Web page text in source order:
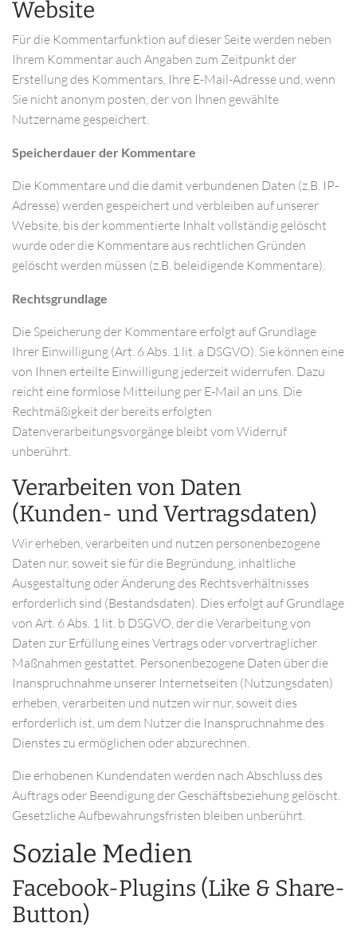
Website
Für die Kommentarfunktion auf dieser Seite werden neben
Ihrem Kommentar auch Angaben zum Zeitpunkt der
Erstellung des Kommentars, Ihre E-Mail-Adresse und, wenn
Sie nicht anonym posten, der von Ihnen gewählte
Nutzername gespeichert.
Speicherdauer der Kommentare
Die Kommentare und die damit verbundenen Daten (z.B. IP-
Adresse) werden gespeichert und verbleiben auf unserer
Website, bis der kommentierte Inhalt vollständig gelöscht
wurde oder die Kommentare aus rechtlichen Gründen
gelöscht werden müssen (z.B. beleidigende Kommentare).
Rechtsgrundlage
Die Speicherung der Kommentare erfolgt auf Grundlage
Ihrer Einwilligung (Art. 6 Abs. 1 lit. a DSGVO). Sie können eine
von Ihnen erteilte Einwilligung jederzeit widerrufen. Dazu
reicht eine formlose Mitteilung per E-Mail an uns. Die
Rechtmäßigkeit der bereits erfolgten
Datenverarbeitungsvorgänge bleibt vom Widerruf
unberührt.
Verarbeiten von Daten
(Kunden- und Vertragsdaten)
Wir erheben, verarbeiten und nutzen personenbezogene
Daten nur, soweit sie für die Begründung, inhaltliche
Ausgestaltung oder Änderung des Rechtsverhältnisses
erforderlich sind (Bestandsdaten). Dies erfolgt auf Grundlage
von Art. 6 Abs. 1 lit. b DSGVO, der die Verarbeitung von
Daten zur Erfüllung eines Vertrags oder vorvertraglicher
Maßnahmen gestattet. Personenbezogene Daten über die
Inanspruchnahme unserer Internetseiten (Nutzungsdaten)
erheben, verarbeiten und nutzen wir nur, soweit dies
erforderlich ist, um dem Nutzer die Inanspruchnahme des
Dienstes zu ermöglichen oder abzurechnen.
Die erhobenen Kundendaten werden nach Abschluss des
Auftrags oder Beendigung der Geschäftsbeziehung gelöscht.
Gesetzliche Aufbewahrungsfristen bleiben unberührt.
Soziale Medien
Facebook-Plugins (Like & Share-
Button)